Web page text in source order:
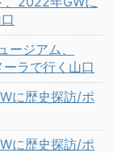
ジアム、
ラで行く山口
に歴史探訪/ポ
に歴史探訪/ポ